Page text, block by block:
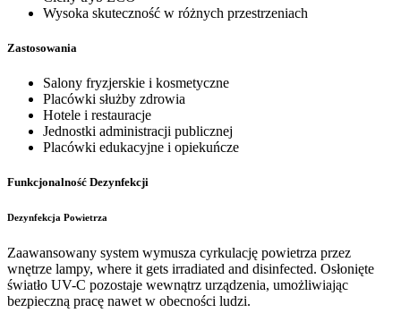
Wysoka skuteczność w różnych przestrzeniach
Zastosowania
Salony fryzjerskie i kosmetyczne
Placówki służby zdrowia
Hotele i restauracje
Jednostki administracji publicznej
Placówki edukacyjne i opiekuńcze
Funkcjonalność Dezynfekcji
Dezynfekcja Powietrza
Zaawansowany system wymusza cyrkulację powietrza przez
wnętrze lampy, where it gets irradiated and disinfected. Osłonięte
światło UV-C pozostaje wewnątrz urządzenia, umożliwiając
bezpieczną pracę nawet w obecności ludzi.